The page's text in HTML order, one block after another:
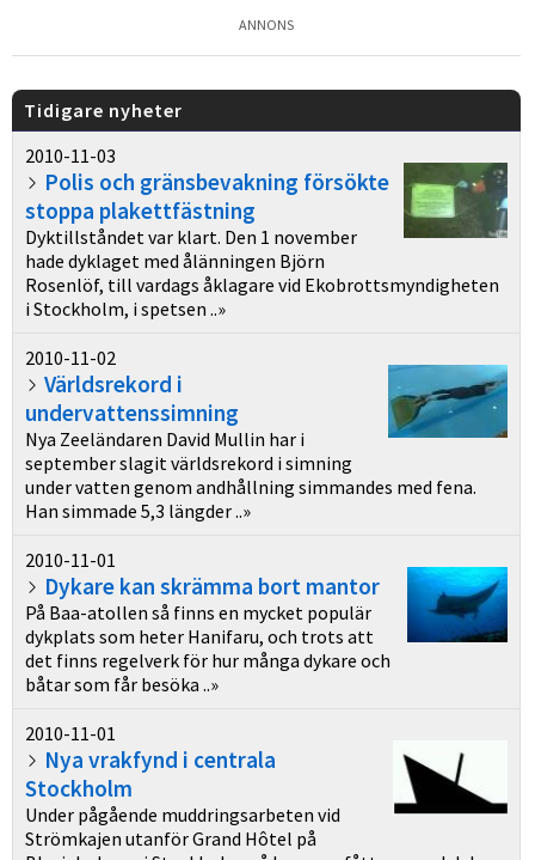
ANNONS
Tidigare nyheter
2010-11-03
Polis och gränsbevakning försökte
stoppa plakettfästning
Dyktillståndet var klart. Den 1 november
hade dyklaget med ålänningen Björn
Rosenlöf, till vardags åklagare vid Ekobrottsmyndigheten
i Stockholm, i spetsen ..»
2010-11-02
Världsrekord i
undervattenssimning
Nya Zeeländaren David Mullin har i
september slagit världsrekord i simning
under vatten genom andhållning simmandes med fena.
Han simmade 5,3 längder ..»
2010-11-01
Dykare kan skrämma bort mantor
På Baa-atollen så finns en mycket populär
dykplats som heter Hanifaru, och trots att
det finns regelverk för hur många dykare och
båtar som får besöka ..»
2010-11-01
Nya vrakfynd i centrala
Stockholm
Under pågående muddringsarbeten vid
Strömkajen utanför Grand Hôtel på